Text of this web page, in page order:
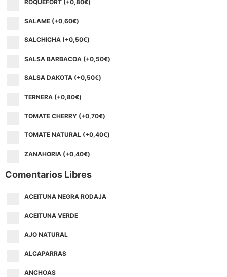
ROQUEFORT (+0,80€)
SALAME (+0,60€)
SALCHICHA (+0,50€)
SALSA BARBACOA (+0,50€)
SALSA DAKOTA (+0,50€)
TERNERA (+0,80€)
TOMATE CHERRY (+0,70€)
TOMATE NATURAL (+0,40€)
ZANAHORIA (+0,40€)
Comentarios Libres
ACEITUNA NEGRA RODAJA
ACEITUNA VERDE
AJO NATURAL
ALCAPARRAS
ANCHOAS